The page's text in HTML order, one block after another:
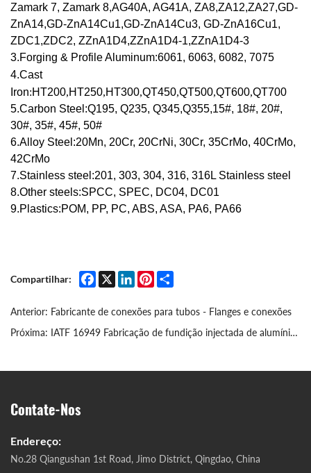
Zamark 7, Zamark 8,AG40A, AG41A, ZA8,ZA12,ZA27,GD-
ZnA14,GD-ZnA14Cu1,GD-ZnA14Cu3, GD-ZnA16Cu1,
ZDC1,ZDC2, ZZnA1D4,ZZnA1D4-1,ZZnA1D4-3
3.Forging & Profile Aluminum:6061, 6063, 6082, 7075
4.Cast
ron:HT200,HT250,HT300,QT450,QT500,QT600,QT700
5.Carbon Steel:Q195, Q235, Q345,Q355,15#, 18#, 20#,
30#, 35#, 45#, 50#
6.Alloy Steel:20Mn, 20Cr, 20CrNi, 30Cr, 35CrMo, 40CrMo,
42CrMo
7.Stainless steel:201, 303, 304, 316, 316L Stainless steel
8.Other steels:SPCC, SPEC, DC04, DC01
9.Plastics:POM, PP, PC, ABS, ASA, PA6, PA66
Compartilhar: Facebook
X LinkedInPinterest
Anterior: Fabricante de conexões para tubos - Flanges e conexões
Próxima: IATF 16949 Fabricação de fundição injectada de alumínio automóvel
Contate-Nos
Endereço:
No.28 Qiangushan 1st Road, Jimo District, Qingdao, China